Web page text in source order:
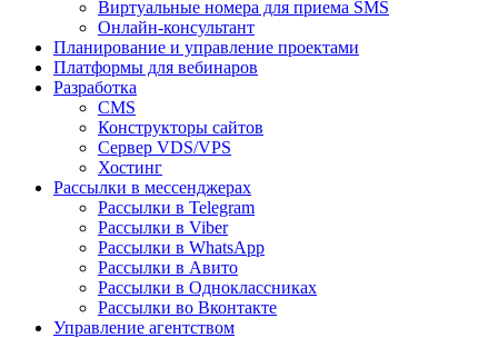
Виртуальные номера для приема SMS
Онлайн-консультант
Планирование и управление проектами
Платформы для вебинаров
Разработка
CMS
Конструкторы сайтов
Сервер VDS/VPS
Хостинг
Рассылки в мессенджерах
Рассылки в Telegram
Рассылки в Viber
Рассылки в WhatsApp
Рассылки в Авито
Рассылки в Одноклассниках
Рассылки во Вконтакте
Управление агентством